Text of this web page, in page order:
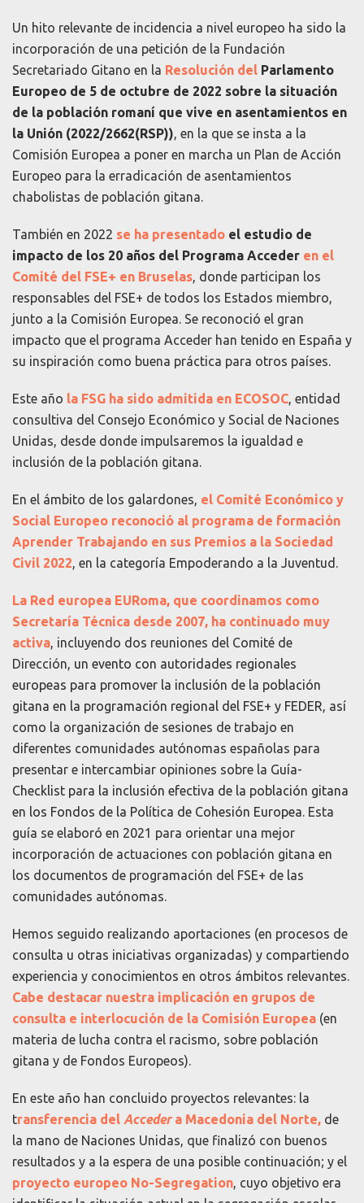
Un hito relevante de incidencia a nivel europeo ha sido la
incorporación de una petición de la Fundación
Secretariado Gitano en la Resolución del Parlamento
Europeo de 5 de octubre de 2022 sobre la situación
de la población romaní que vive en asentamientos en
la Unión (2022/2662(RSP)), en la que se insta a la
Comisión Europea a poner en marcha un Plan de Acción
Europeo para la erradicación de asentamientos
chabolistas de población gitana.
También en 2022 se ha presentado el estudio de
impacto de los 20 años del Programa Acceder en el
Comité del FSE+ en Bruselas, donde participan los
responsables del FSE+ de todos los Estados miembro,
junto a la Comisión Europea. Se reconoció el gran
impacto que el programa Acceder han tenido en España y
su inspiración como buena práctica para otros países.
Este año la FSG ha sido admitida en ECOSOC, entidad
consultiva del Consejo Económico y Social de Naciones
Unidas, desde donde impulsaremos la igualdad e
inclusión de la población gitana.
En el ámbito de los galardones, el Comité Económico y
Social Europeo reconoció al programa de formación
Aprender Trabajando en sus Premios a la Sociedad
Civil 2022, en la categoría Empoderando a la Juventud.
La Red europea EURoma, que coordinamos como
Secretaría Técnica desde 2007, ha continuado muy
activa, incluyendo dos reuniones del Comité de
Dirección, un evento con autoridades regionales
europeas para promover la inclusión de la población
gitana en la programación regional del FSE+ y FEDER, así
como la organización de sesiones de trabajo en
diferentes comunidades autónomas españolas para
presentar e intercambiar opiniones sobre la Guía-
Checklist para la inclusión efectiva de la población gitana
en los Fondos de la Política de Cohesión Europea. Esta
guía se elaboró en 2021 para orientar una mejor
incorporación de actuaciones con población gitana en
los documentos de programación del FSE+ de las
comunidades autónomas.
Hemos seguido realizando aportaciones (en procesos de
consulta u otras iniciativas organizadas) y compartiendo
experiencia y conocimientos en otros ámbitos relevantes.
Cabe destacar nuestra implicación en grupos de
consulta e interlocución de la Comisión Europea (en
materia de lucha contra el racismo, sobre población
gitana y de Fondos Europeos).
En este año han concluido proyectos relevantes: la
transferencia del Accedera Macedonia del Norte, de
la mano de Naciones Unidas, que finalizó con buenos
resultados y a la espera de una posible continuación; y el
proyecto europeo No-Segregation, cuyo objetivo era